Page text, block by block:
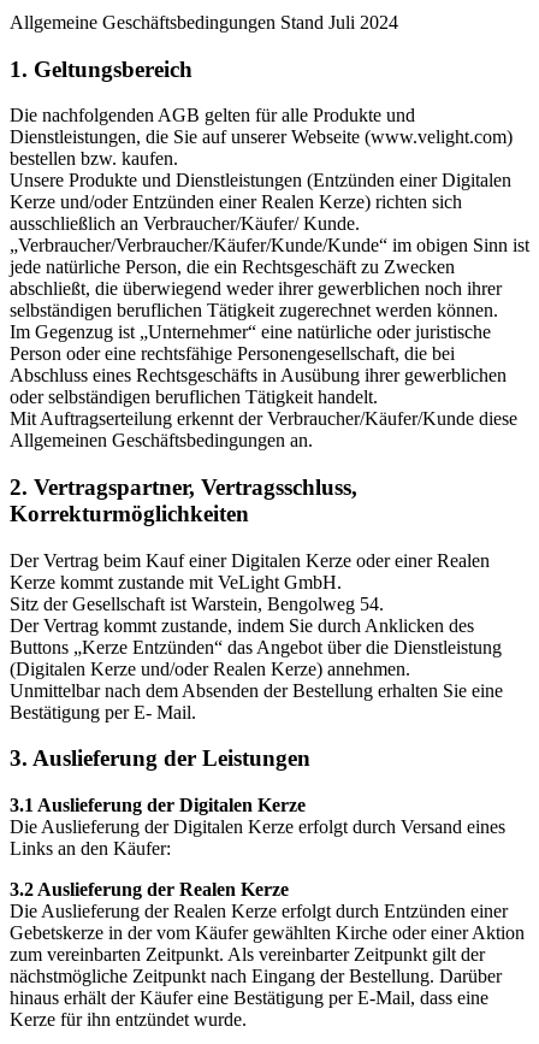
Allgemeine Geschäftsbedingungen Stand Juli 2024
1. Geltungsbereich
Die nachfolgenden AGB gelten für alle Produkte und
Dienstleistungen, die Sie auf unserer Webseite (www.velight.com)
bestellen bzw. kaufen.
Unsere Produkte und Dienstleistungen (Entzünden einer Digitalen
Kerze und/oder Entzünden einer Realen Kerze) richten sich
ausschließlich an Verbraucher/Käufer/ Kunde.
„Verbraucher/Verbraucher/Käufer/Kunde/Kunde“ im obigen Sinn ist
jede natürliche Person, die ein Rechtsgeschäft zu Zwecken
abschließt, die überwiegend weder ihrer gewerblichen noch ihrer
selbständigen beruflichen Tätigkeit zugerechnet werden können.
Im Gegenzug ist „Unternehmer“ eine natürliche oder juristische
Person oder eine rechtsfähige Personengesellschaft, die bei
Abschluss eines Rechtsgeschäfts in Ausübung ihrer gewerblichen
oder selbständigen beruflichen Tätigkeit handelt.
Mit Auftragserteilung erkennt der Verbraucher/Käufer/Kunde diese
Allgemeinen Geschäftsbedingungen an.
2. Vertragspartner, Vertragsschluss,
Korrekturmöglichkeiten
Der Vertrag beim Kauf einer Digitalen Kerze oder einer Realen
Kerze kommt zustande mit VeLight GmbH.
Sitz der Gesellschaft ist Warstein, Bengolweg 54.
Der Vertrag kommt zustande, indem Sie durch Anklicken des
Buttons „Kerze Entzünden“ das Angebot über die Dienstleistung
(Digitalen Kerze und/oder Realen Kerze) annehmen.
Unmittelbar nach dem Absenden der Bestellung erhalten Sie eine
Bestätigung per E- Mail.
3. Auslieferung der Leistungen
3.1 Auslieferung der Digitalen Kerze
Die Auslieferung der Digitalen Kerze erfolgt durch Versand eines
Links an den Käufer:
3.2 Auslieferung der Realen Kerze
Die Auslieferung der Realen Kerze erfolgt durch Entzünden einer
Gebetskerze in der vom Käufer gewählten Kirche oder einer Aktion
zum vereinbarten Zeitpunkt. Als vereinbarter Zeitpunkt gilt der
nächstmögliche Zeitpunkt nach Eingang der Bestellung. Darüber
hinaus erhält der Käufer eine Bestätigung per E-Mail, dass eine
Kerze für ihn entzündet wurde.